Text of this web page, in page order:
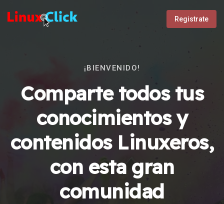
Registrate
¡BIENVENIDO!
Comparte todos tus
conocimientos y
contenidos Linuxeros,
con esta gran
comunidad